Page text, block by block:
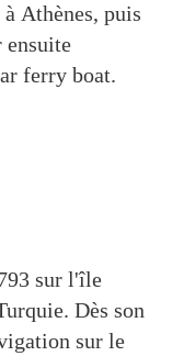
Athènes, puis
ensuite
ferry boat.
sur l'île
Dès son
sur le